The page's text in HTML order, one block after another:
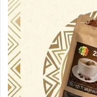
على التمييز أو
يُعلن بشكلٍ صريح أنّ
الآخر ممنوعة،
وإلى دورات من
ما فعلته بريطانية
الروائيّ،
أصرّت